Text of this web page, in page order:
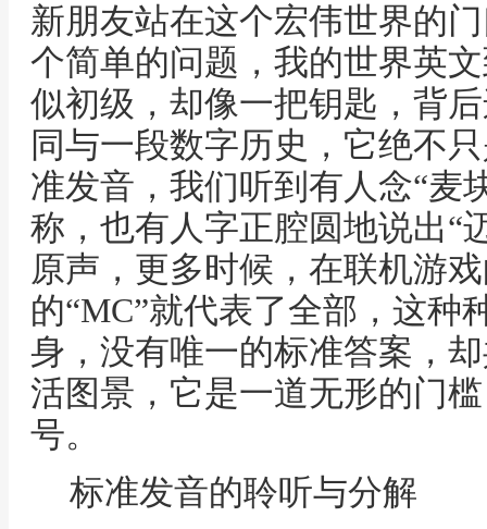
新朋友站在这个宏伟世界的
个简单的问题，我的世界英
似初级，却像一把钥匙，背
同与一段数字历史，它绝不
准发音，我们听到有人念“麦
称，也有人字正腔圆地说出“
原声，更多时候，在联机游
的“MC”就代表了全部，这种
身，没有唯一的标准答案，
活图景，它是一道无形的门
号。
标准发音的聆听与分解